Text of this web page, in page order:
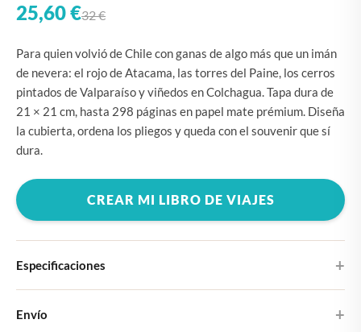
25,60 €32 €
Para quien volvió de Chile con ganas de algo más que un imán
de nevera: el rojo de Atacama, las torres del Paine, los cerros
pintados de Valparaíso y viñedos en Colchagua. Tapa dura de
21 × 21 cm, hasta 298 páginas en papel mate prémium. Diseña
la cubierta, ordena los pliegos y queda con el souvenir que sí
dura.
CREAR MI LIBRO DE VIAJES
Especificaciones
Elige entre cuatro diseños de portada
Envío